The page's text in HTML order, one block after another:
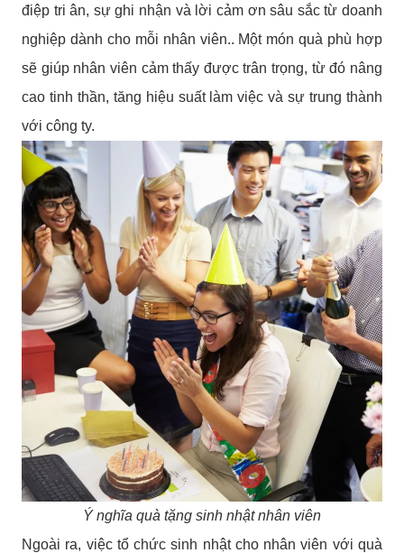
điệp tri ân, sự ghi nhận và lời cảm ơn sâu sắc từ doanh
nghiệp dành cho mỗi nhân viên.. Một món quà phù hợp
sẽ giúp nhân viên cảm thấy được trân trọng, từ đó nâng
cao tinh thần, tăng hiệu suất làm việc và sự trung thành
với công ty.
Ý nghĩa quà tặng sinh nhật nhân viên
Ngoài ra, việc tổ chức sinh nhật cho nhân viên với quà